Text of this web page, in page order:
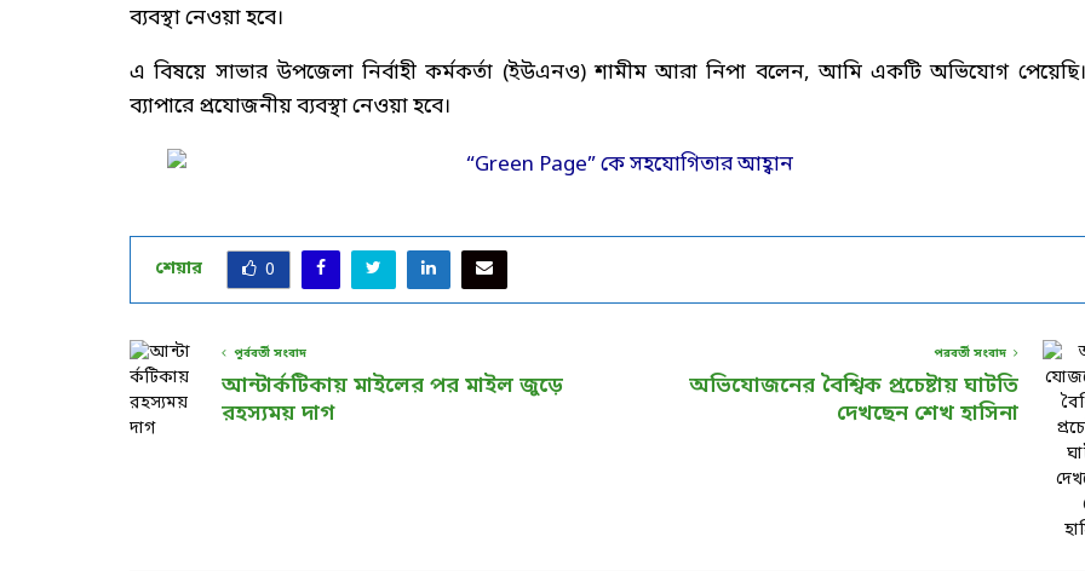
ব্যবস্থা নেওয়া হবে।
এ বিষয়ে সাভার উপজেলা নির্বাহী কর্মকর্তা (ইউএনও) শামীম আরা নিপা বলেন, আমি একটি অভিযোগ
ব্যাপারে প্রযোজনীয় ব্যবস্থা নেওয়া হবে।
শেয়ার 0
পূর্ববর্তী সংবাদ
আন্টার্কটিকায় মাইলের পর মাইল জুড়ে
রহস্যময় দাগ
পরবর্তী সংবাদ
অভিযোজনের বৈশ্বিক প্রচেষ্টায় ঘাটতি
দেখছেন শেখ হাসিনা